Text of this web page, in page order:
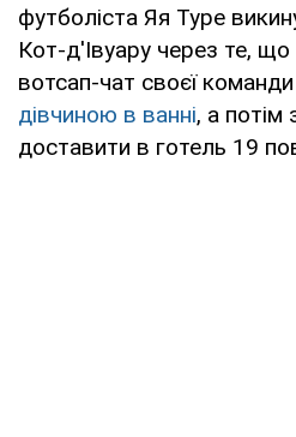
футболіста Яя Туре
Кот-д'Івуару через те,
вотсап-чат своєї команди
дівчиною в ванні, а потім
доставити в готель 19